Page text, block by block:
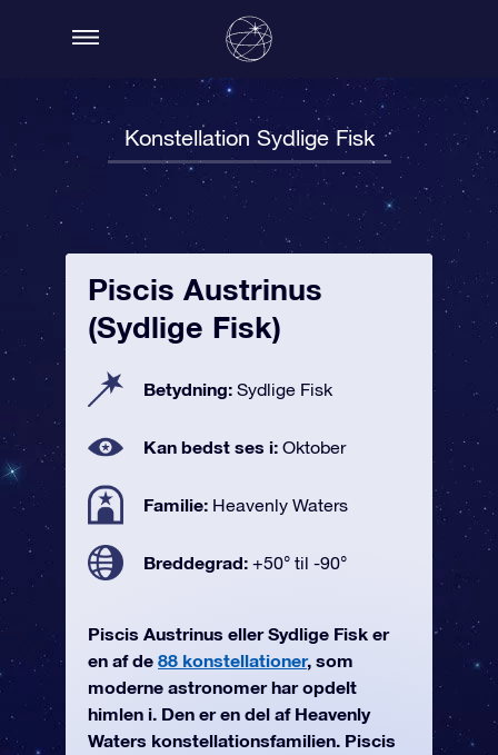
Konstellation Sydlige Fisk
Piscis Austrinus
(Sydlige Fisk)
Betydning: Sydlige Fisk
Kan bedst ses i: Oktober
Familie: Heavenly Waters
Breddegrad: +50° til -90°
Piscis Austrinus eller Sydlige Fisk er
en af de 88 konstellationer, som
moderne astronomer har opdelt
himlen i. Den er en del af Heavenly
Waters konstellationsfamilien. Piscis